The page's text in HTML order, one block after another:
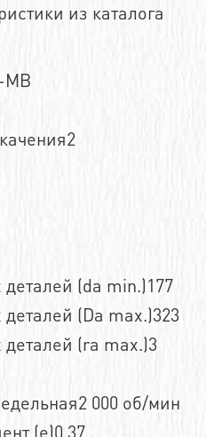
из каталога
(da min.)177
(Da max.)323
(ra max.)3
000 об/мин
(e)0,37